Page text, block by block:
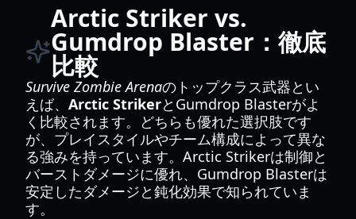
Arctic Striker vs.
Gumdrop Blaster：徹底
比較
Survive Zombie Arenaのトップクラス武器とい
えば、 Arctic StrikerとGumdrop Blasterがよ
く比較されます。どちらも優れた選択肢です
が、プレイスタイルやチーム構成によって異な
る強みを持っています。Arctic Strikerは制御と
バーストダメージに優れ、Gumdrop Blasterは
安定したダメージと鈍化効果で知られていま
す。